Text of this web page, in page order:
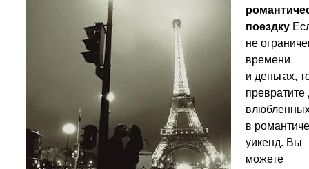
поездку
не
времени
и деньгах,
превратите
в
уикенд. Вы
можете